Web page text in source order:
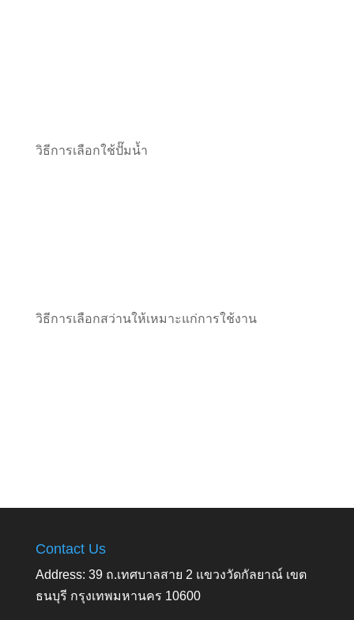
วิธีการเลือกใช้ปั๊มน้ำ
วิธีการเลือกสว่านให้เหมาะแก่การใช้งาน
Contact Us
Address: 39 ถ.เทศบาลสาย 2 แขวงวัดกัลยาณ์ เขต
ธนบุรี กรุงเทพมหานคร 10600